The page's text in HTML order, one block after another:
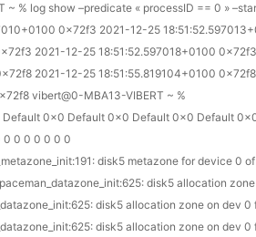
~ % log show –predicate « processID == 0 »
0x72f3 2021-12-25
2021-12-25 18:51:52.597018+0100
2021-12-25 18:51:55.819104+0100
vibert@0-MBA13-VIBERT ~ %
0x0 Default 0x0 Default 0x0 Default
0 0 0 0 0 0
disk5 metazone for device
disk5 allocation
disk5 allocation zone on dev
disk5 allocation zone on dev